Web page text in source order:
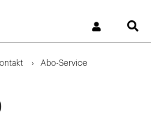
Abo-Service